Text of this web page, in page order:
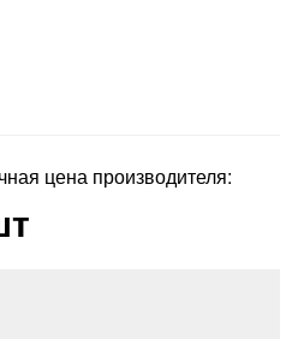
цена производителя: